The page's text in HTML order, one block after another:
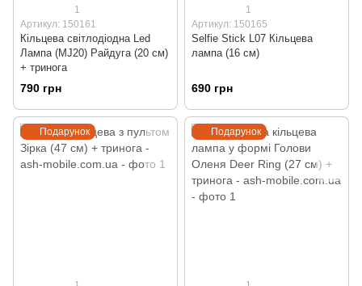
1
Артикул: 150161
Кільцева світлодіодна Led
Лампа (MJ20) Райдуга (20 см)
+ тринога
790 грн
1
Артикул: 150165
Selfie Stick L07 Кільцева
лампа (16 см)
690 грн
Подарунок Подарунок